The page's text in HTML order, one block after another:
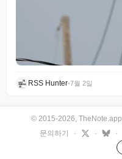
RSS Hunter•7월 2일
© 2015-2026, TheNote.app
문의하기
· · ·